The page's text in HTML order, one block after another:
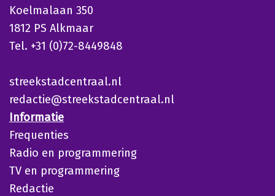
Koelmalaan 350
1812 PS Alkmaar
Tel. +31 (0)72-8449848
streekstadcentraal.nl
redactie@streekstadcentraal.nl
Informatie
Frequenties
Radio en programmering
TV en programmering
Redactie